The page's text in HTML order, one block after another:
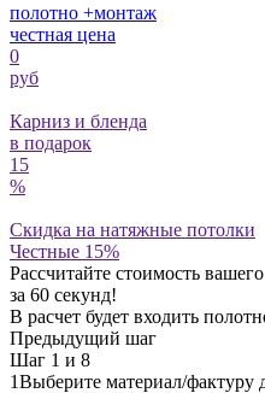
полотно +монтаж
честная цена
0
руб
Карниз и бленда
в подарок
15
%
Скидка на натяжные потолки
Честные 15%
Рассчитайте стоимость
за 60 секунд!
В расчет будет входить
Предыдущий шаг
Шаг 1 и 8
1Выберите материал/фактуру